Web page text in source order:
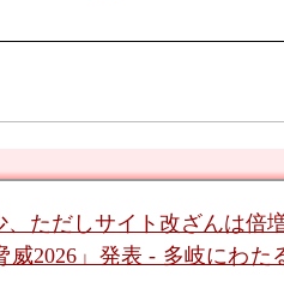
、ただしサイト改ざんは倍
威2026」発表 - 多岐にわ